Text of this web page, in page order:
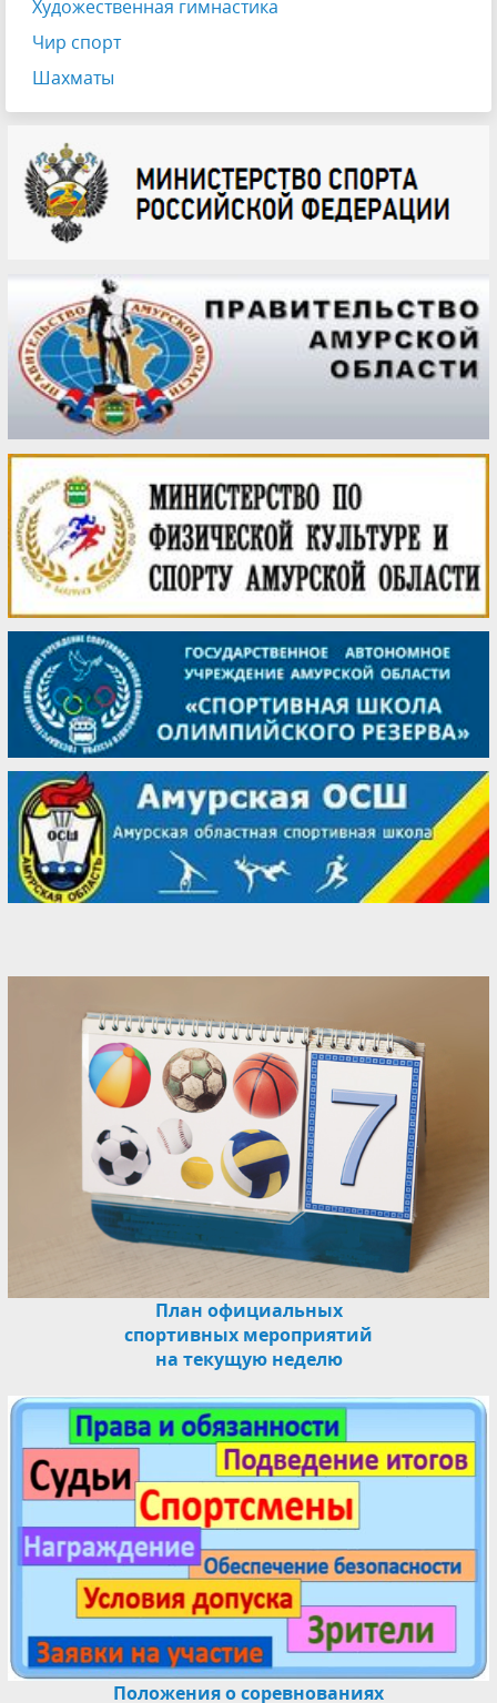
Художественная гимнастика
Чир спорт
Шахматы
План официальных
спортивных мероприятий
на текущую неделю
Положения о соревнованиях